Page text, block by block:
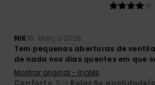
NIK16. Março 2026
Tem pequenas aberturas de
de nada nos dias quentes em que
Mostrar original - Inglês
Conforto: 5 /5 Relação qualidade/